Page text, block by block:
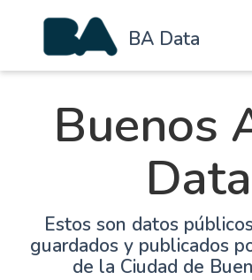
BA Data
Buenos
Data
Estos son datos
guardados y publicados
de la Ciudad de